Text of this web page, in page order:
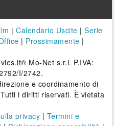
|Calendario Uscite |Serie
| Prossimamente |
Mo-Net s.r.l. P.IVA:
I/2742.
e coordinamento di
i diritti riservati. È vietata
privacy | Termini e